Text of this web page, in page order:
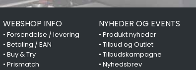
WEBSHOP INFO
• Forsendelse / levering
• Betaling / EAN
• Buy & Try
• Prismatch
NYHEDER OG EVENTS
• Produkt nyheder
• Tilbud og Outlet
• Tilbudskampagne
• Nyhedsbrev